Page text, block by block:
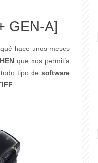
GEN-A]
hace unos meses
que nos permitía
tipo desoftware